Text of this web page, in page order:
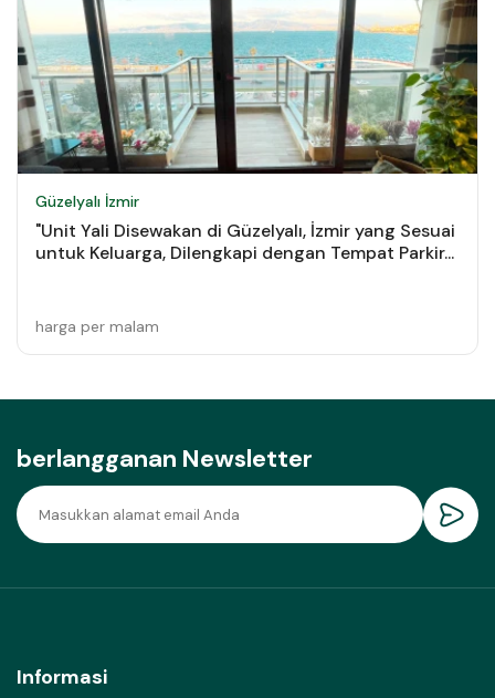
Güzelyalı İzmir
"Unit Yali Disewakan di Güzelyalı, İzmir yang Sesuai
untuk Keluarga, Dilengkapi dengan Tempat Parkir...
harga per malam
berlangganan Newsletter
Informasi